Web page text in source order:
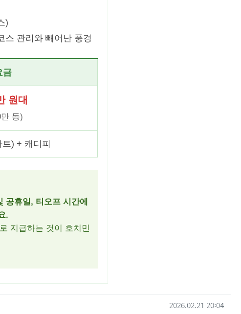
)
스 관리와 빼어난 풍경
금
원대
동)
) + 캐디피
공휴일, 티오프 시간에
.
지급하는 것이 호치민
작성일
2026.02.21 20:04